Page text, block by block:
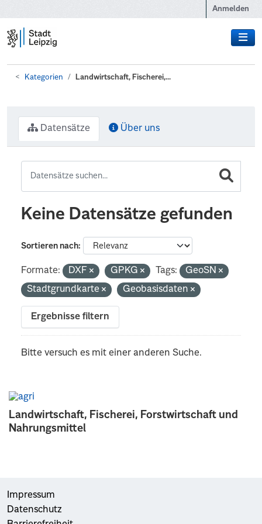
Anmelden
Kategorien Landwirtschaft, Fischerei,...
Landwirtschaft, Fischerei, Forstwirtschaft und
Nahrungsmittel
Datensätze Über uns
Keine Datensätze gefunden
Sortieren nach
Formate: DXF GPKG Tags:
GeoSN
Stadtgrundkarte
Geobasisdaten
Ergebnisse filtern
Bitte versuch es mit einer anderen Suche.
Impressum
Datenschutz